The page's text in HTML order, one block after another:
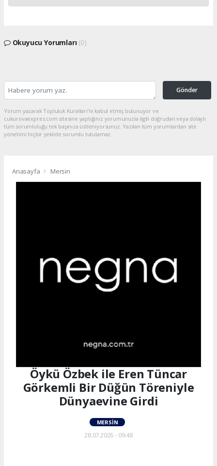
Okuyucu Yorumları (0)
Gönder
Yorum yazarak Topluluk Kuralları’nı kabul etmiş bulunuyor ve
cukurovaexpres.com sitesine yaptığınız yorumunuzla ilgili doğrudan veya dolaylı
tüm sorumluluğu tek başınıza üstleniyorsunuz. Yazılan tüm yorumlardan site
yönetimi hiçbir şekilde sorumlu tutulamaz.
Anasayfa Mersin
Öykü Özbek ile Eren Tüncar
Görkemli Bir Düğün Töreniyle
Dünyaevine Girdi
MERSIN
28.07.2026 - 09:48